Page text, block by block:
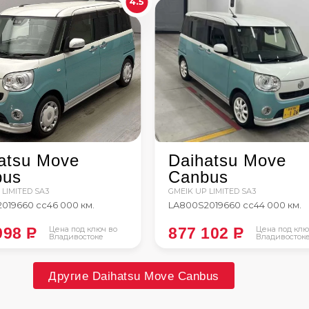
Move
SA3
660 сс46 000 км.
Цена под ключ во
Владивостоке
P
Daihatsu Move
Canbus
GMEIK UP LIMITED SA3
LA800S2019660 сс44 000 км.
Цена под
Владивостоке
877 102 P
Другие Daihatsu Move Canbus